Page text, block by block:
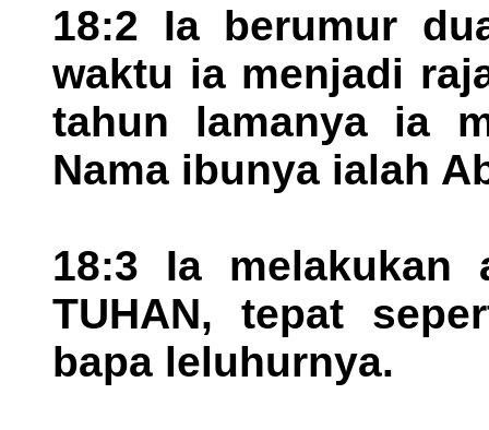
18:2 Ia berumur
waktu ia menjadi
tahun lamanya ia
Nama ibunya ialah
18:3 Ia melakukan
TUHAN, tepat
bapa leluhurnya.